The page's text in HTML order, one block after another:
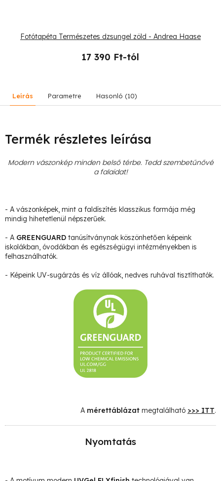
Fotótapéta Természetes dzsungel zöld - Andrea Haase
17 390 Ft-tól
Leírás Parametre Hasonló (10)
Termék részletes leírása
Modern vászonkép minden belső térbe. Tedd szembetűnővé
a falaidat!
- A vászonképek, mint a faldíszítés klasszikus formája még
mindig hihetetlenül népszerűek.
- A GREENGUARD tanúsítványnak köszönhetően képeink
iskolákban, óvodákban és egészségügyi intézményekben is
felhasználhatók.
- Képeink UV-sugárzás és víz állóak, nedves ruhával tisztíthatók.
A mérettáblázat megtalálható >>> ITT.
Nyomtatás